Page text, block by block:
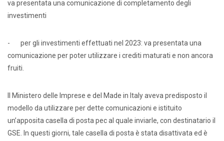
va presentata una comunicazione di completamento degli
investimenti
- per gli investimenti effettuati nel 2023: va presentata una
comunicazione per poter utilizzare i crediti maturati e non ancora
fruiti.
Il Ministero delle Imprese e del Made in Italy aveva predisposto il
modello da utilizzare per dette comunicazioni e istituito
un’apposita casella di posta pec al quale inviarle, con destinatario il
GSE. In questi giorni, tale casella di posta è stata disattivata ed è